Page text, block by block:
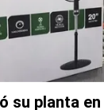
su planta